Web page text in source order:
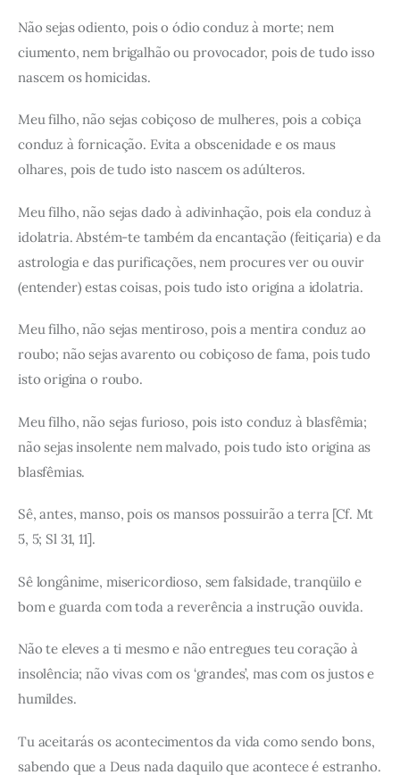
Não sejas odiento, pois o ódio conduz à morte; nem
ciumento, nem brigalhão ou provocador, pois de tudo isso
nascem os homicidas.
Meu filho, não sejas cobiçoso de mulheres, pois a cobiça
conduz à fornicação. Evita a obscenidade e os maus
olhares, pois de tudo isto nascem os adúlteros.
Meu filho, não sejas dado à adivinhação, pois ela conduz à
idolatria. Abstém-te também da encantação (feitiçaria) e da
astrologia e das purificações, nem procures ver ou ouvir
(entender) estas coisas, pois tudo isto origina a idolatria.
Meu filho, não sejas mentiroso, pois a mentira conduz ao
roubo; não sejas avarento ou cobiçoso de fama, pois tudo
isto origina o roubo.
Meu filho, não sejas furioso, pois isto conduz à blasfêmia;
não sejas insolente nem malvado, pois tudo isto origina as
blasfêmias.
Sê, antes, manso, pois os mansos possuirão a terra [Cf. Mt
5, 5; Sl 31, 11].
Sê longânime, misericordioso, sem falsidade, tranqüilo e
bom e guarda com toda a reverência a instrução ouvida.
Não te eleves a ti mesmo e não entregues teu coração à
insolência; não vivas com os ‘grandes’, mas com os justos e
humildes.
Tu aceitarás os acontecimentos da vida como sendo bons,
sabendo que a Deus nada daquilo que acontece é estranho.